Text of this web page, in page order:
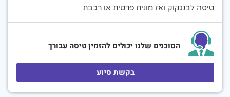
טיסה לבנגקוק ואז מונית פרטית או רכבת
הסוכנים שלנו יכולים להזמין טיסה עבורך
בקשת סיוע